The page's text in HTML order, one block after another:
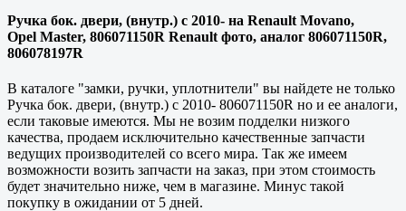
Ручка бок. двери, (внутр.) с 2010- на Renault Movano,
Opel Master, 806071150R Renault фото, аналог 806071150R,
806078197R
В каталоге "замки, ручки, уплотнители" вы найдете не только
Ручка бок. двери, (внутр.) с 2010- 806071150R но и ее аналоги,
если таковые имеются. Мы не возим подделки низкого
качества, продаем исключительно качественные запчасти
ведущих производителей со всего мира. Так же имеем
возможности возить запчасти на заказ, при этом стоимость
будет значительно ниже, чем в магазине. Минус такой
покупку в ожидании от 5 дней.